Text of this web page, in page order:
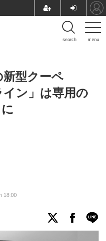
menu
search
型クーペ
イン」は専用の
18:00